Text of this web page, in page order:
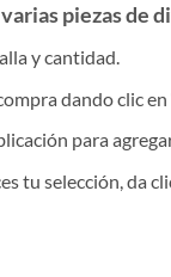
piezas de
y cantidad.
dando clic en
para
tu selección, da